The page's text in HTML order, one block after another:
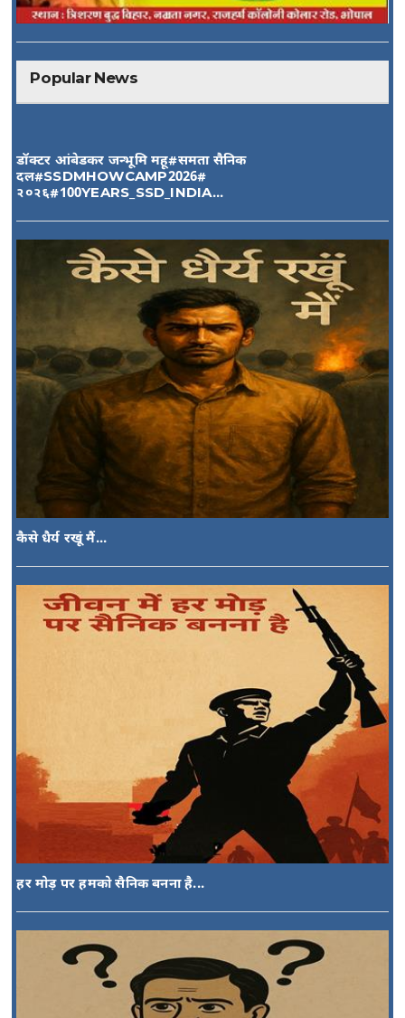
Popular News
डॉक्टर आंबेडकर जन्भूमि महू#समता सैनिक
दल#SSDMHOWCAMP2026#
२०२६#100YEARS_SSD_INDIA...
कैसे धैर्य रखूं मैं...
हर मोड़ पर हमको सैनिक बनना है...